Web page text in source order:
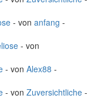
- von anfang -
- von
- von Alex88 -
- von Zuversichtliche -